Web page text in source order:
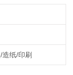
纸/印刷